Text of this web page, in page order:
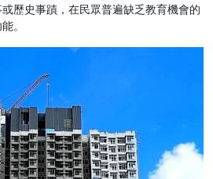
歷史事蹟，在民眾普遍缺乏教育機會的
。